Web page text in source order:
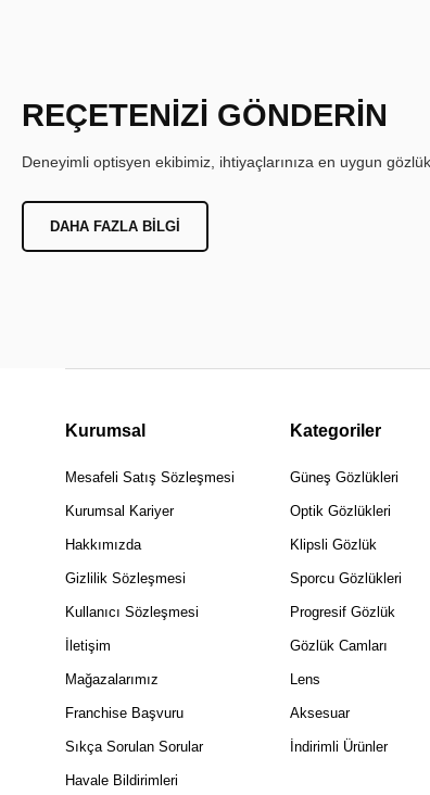
REÇETENİZİ GÖNDERİN
Deneyimli optisyen ekibimiz, ihtiyaçlarınıza en uygun
DAHA FAZLA BILGI
Kurumsal
Mesafeli Satış Sözleşmesi
Kurumsal Kariyer
Hakkımızda
Gizlilik Sözleşmesi
Kullanıcı Sözleşmesi
İletişim
Mağazalarımız
Franchise Başvuru
Sıkça Sorulan Sorular
Havale Bildirimleri
Kategoriler
Güneş Gözlükleri
Optik Gözlükleri
Klipsli Gözlük
Sporcu Gözlükleri
Progresif Gözlük
Gözlük Camları
Lens
Aksesuar
İndirimli Ürünler